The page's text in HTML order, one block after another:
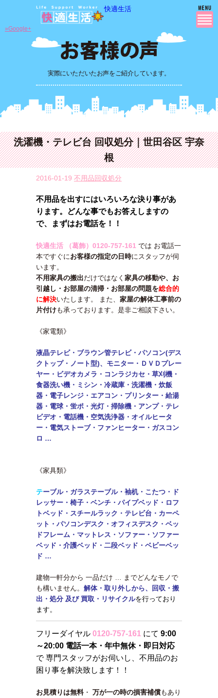
快適生活
実際にいただいたお声をご紹介しています。
»Google+
洗濯機・テレビ台 回収処分｜世田谷区 宇奈
根
2016-01-19 不用品回収処分
不用品を出すにはいろいろな決り事があ
ります。どんな事でもお答えしますの
で、まずはお電話を！！
快適生活 （葛飾） 0120-757-161 では お電話一
本ですぐにお客様の指定の日時にスタッフが伺
います。
不用家具の搬出だけではなく 家具の移動や、 お
引越し・ お部屋の清掃・ お部屋の問題を総合的
に解決いたします。 また、 家屋の解体工事前の
片付けも承っております。是非ご相談下さい。
《家電類》
液晶テレビ・ブラウン管テレビ・パソコン(デス
クトップ・ノート型)、モニター・ ＤＶＤプレー
ヤー・ビデオカメラ・コンラジカセ・草刈機・
食器洗い機・ミシン・ 冷蔵庫・洗濯機・炊飯
器・電子レンジ・エアコン・ プリンター・給湯
器・電球・蛍ポ・光灯・掃除機・アンプ・テレ
ビデオ・電話機・ 空気洗浄器・オイルヒータ
ー・電気ストーブ・ファンヒーター・ガスコン
ロ …
《家具類》
テーブル・ ガラステーブル・袖机・こたつ・ド
レッサー・椅子・ベンチ・パイプベッド・ロフ
トベッド・ スチールラック・テレビ台・カーペ
ット・パソコンデスク・オフィスデスク・ベッ
ドフレーム・マットレス・ソファー・ソファー
ベッド・介護ベッド・二段ベッド・ ベビーベッ
ド …
建物一軒分から 一品だけ … までどんなモノで
も構いません。 解体・取り外しから、回収・搬
出・処分 及び 買取・リサイクルを行っており
ます。
フリーダイヤル 0120-757-161 にて 9:00
～20:00 電話一本・年中無休・即日対応
で 専門スタッフがお伺いし、不用品のお
困り事を解決致します！！
お見積りは無料・ 万が一の時の損害補償もあり